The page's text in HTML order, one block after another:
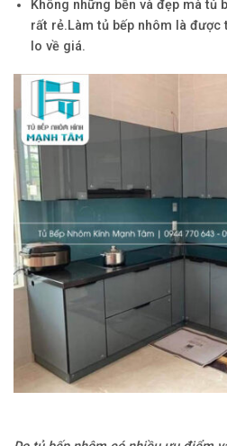
Không những bền và đẹp mà tủ
rất rẻ.Làm tủ bếp nhôm là
lo về giá.